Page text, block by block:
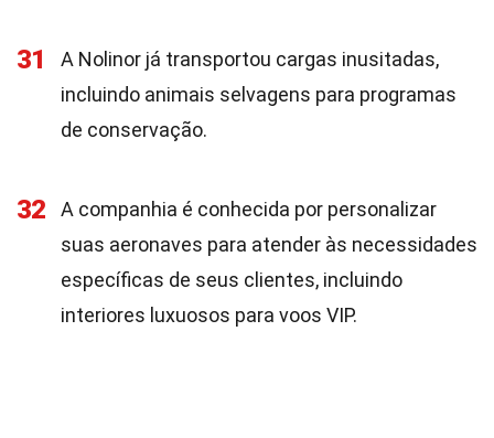
31
A Nolinor já transportou cargas inusitadas,
incluindo animais selvagens para programas
de conservação.
32
A companhia é conhecida por personalizar
suas aeronaves para atender às necessidades
específicas de seus clientes, incluindo
interiores luxuosos para voos VIP.